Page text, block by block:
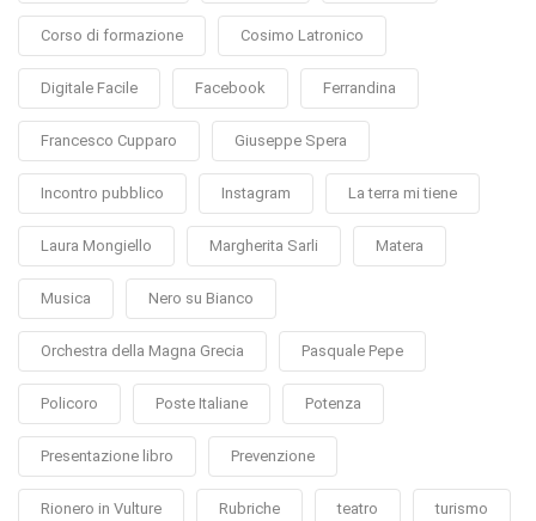
Corso di formazione Cosimo Latronico
Digitale Facile Facebook Ferrandina
Francesco Cupparo Giuseppe Spera
Incontro pubblico Instagram La terra mi tiene
Laura Mongiello Margherita Sarli Matera
Musica Nero su Bianco
Orchestra della Magna Grecia Pasquale Pepe
Policoro Poste Italiane Potenza
Presentazione libro Prevenzione
Rionero in Vulture Rubriche teatro turismo